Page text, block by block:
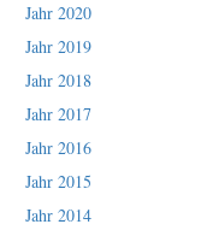
Jahr 2020
Jahr 2019
Jahr 2018
Jahr 2017
Jahr 2016
Jahr 2015
Jahr 2014